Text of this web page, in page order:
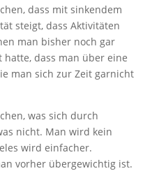
dass mit sinkendem
steigt, dass Aktivitäten
man bisher noch gar
dass man über eine
man sich zur Zeit garnicht
was sich durch
nicht. Man wird kein
wird einfacher.
vorher übergewichtig ist.